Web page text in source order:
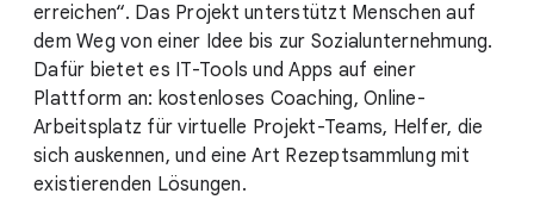
erreichen“. Das Projekt unterstützt Menschen auf
dem Weg von einer Idee bis zur Sozialunternehmung.
Dafür bietet es IT-Tools und Apps auf einer
Plattform an: kostenloses Coaching, Online-
Arbeitsplatz für virtuelle Projekt-Teams, Helfer, die
sich auskennen, und eine Art Rezeptsammlung mit
existierenden Lösungen.